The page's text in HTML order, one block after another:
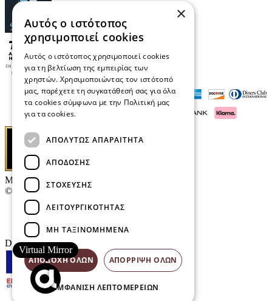
Μαρκάκης Οπτικά
© 2026
Επικοινωνία
E-Volution Awards
Designed & developed by
Virtual Mirror
×
Αυτός ο ιστότοπος
χρησιμοποιεί cookies
Αυτός ο ιστότοπος χρησιμοποιεί cookies
για τη βελτίωση της εμπειρίας των
χρηστών. Χρησιμοποιώντας τον ιστότοπό
μας, παρέχετε τη συγκατάθεσή σας για όλα
τα cookies σύμφωνα με την Πολιτική μας
για τα cookies.
ΑΠΟΛΎΤΩΣ ΑΠΑΡΑΊΤΗΤΑ
ΑΠΌΔΟΣΗΣ
ΣΤΌΧΕΥΣΗΣ
ΛΕΙΤΟΥΡΓΙΚΌΤΗΤΑΣ
ΜΗ ΤΑΞΙΝΟΜΗΜΈΝΑ
ΑΠΟΔΟΧΉ ΌΛΩΝ ΑΠΌΡΡΙΨΗ ΌΛΩΝ
ΕΜΦΆΝΙΣΗ ΛΕΠΤΟΜΕΡΕΙΏΝ